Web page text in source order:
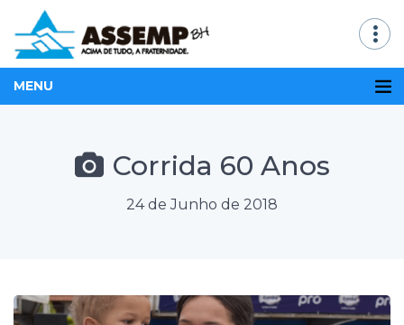
MENU
Corrida 60 Anos
24 de Junho de 2018